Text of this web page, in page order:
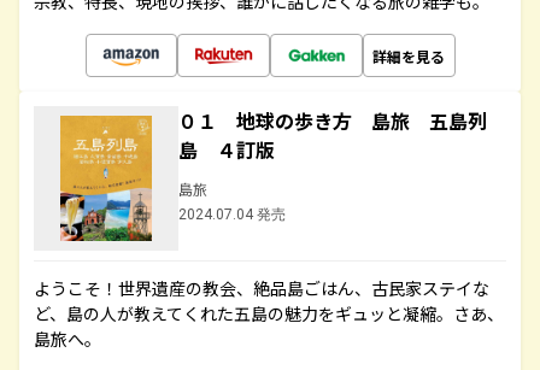
詳細を見る
０１ 地球の歩き方 島旅 五島列
島 ４訂版
島旅
2024.07.04 発売
ようこそ！世界遺産の教会、絶品島ごはん、古民家ステイな
ど、島の人が教えてくれた五島の魅力をギュッと凝縮。さあ、
島旅へ。